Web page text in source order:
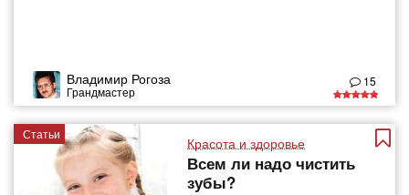
Владимир Рогоза
Грандмастер
15
Статьи
Красота и здоровье
Всем ли надо чистить
зубы?